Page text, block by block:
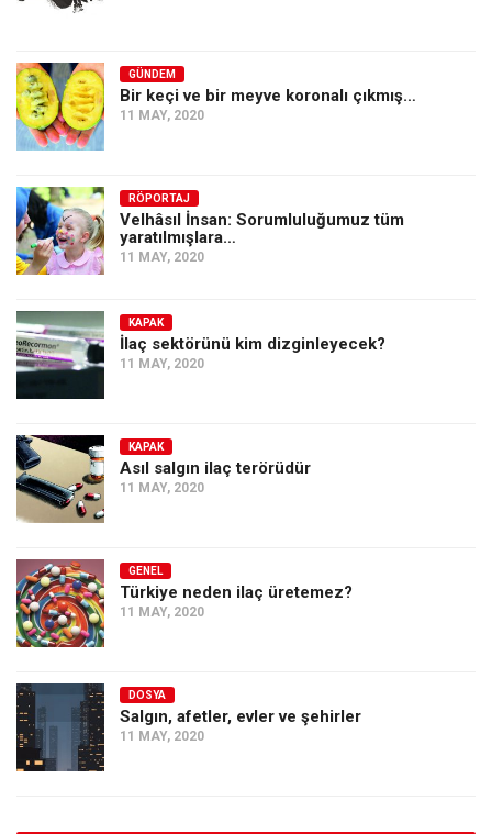
GÜNDEM
Bir keçi ve bir meyve koronalı çıkmış…
11 MAY, 2020
RÖPORTAJ
Velhâsıl İnsan: Sorumluluğumuz tüm
yaratılmışlara…
11 MAY, 2020
KAPAK
İlaç sektörünü kim dizginleyecek?
11 MAY, 2020
KAPAK
Asıl salgın ilaç terörüdür
11 MAY, 2020
GENEL
Türkiye neden ilaç üretemez?
11 MAY, 2020
DOSYA
Salgın, afetler, evler ve şehirler
11 MAY, 2020